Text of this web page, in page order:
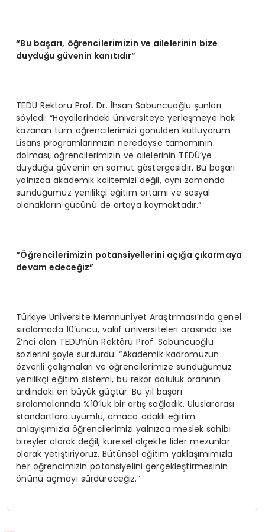
“Bu başarı, öğrencilerimizin ve ailelerinin bize
duyduğu güvenin kanıtıdır”
TEDÜ Rektörü Prof. Dr. İhsan Sabuncuoğlu şunları
söyledi: “Hayallerindeki üniversiteye yerleşmeye hak
kazanan tüm öğrencilerimizi gönülden kutluyorum.
Lisans programlarımızın neredeyse tamamının
dolması, öğrencilerimizin ve ailelerinin TEDÜ’ye
duyduğu güvenin en somut göstergesidir. Bu başarı
yalnızca akademik kalitemizi değil, aynı zamanda
sunduğumuz yenilikçi eğitim ortamı ve sosyal
olanakların gücünü de ortaya koymaktadır.”
“Öğrencilerimizin potansiyellerini açığa çıkarmaya
devam edeceğiz”
Türkiye Üniversite Memnuniyet Araştırması’nda genel
sıralamada 10’uncu, vakıf üniversiteleri arasında ise
2’nci olan TEDÜ’nün Rektörü Prof. Sabuncuoğlu
sözlerini şöyle sürdürdü: “Akademik kadromuzun
özverili çalışmaları ve öğrencilerimize sunduğumuz
yenilikçi eğitim sistemi, bu rekor doluluk oranının
ardındaki en büyük güçtür. Bu yıl başarı
sıralamalarında %10’luk bir artış sağladık. Uluslararası
standartlara uyumlu, amaca odaklı eğitim
anlayışımızla öğrencilerimizi yalnızca meslek sahibi
bireyler olarak değil, küresel ölçekte lider mezunlar
olarak yetiştiriyoruz. Bütünsel eğitim yaklaşımımızla
her öğrencimizin potansiyelini gerçekleştirmesinin
önünü açmayı sürdüreceğiz.”